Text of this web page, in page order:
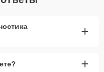
+
+